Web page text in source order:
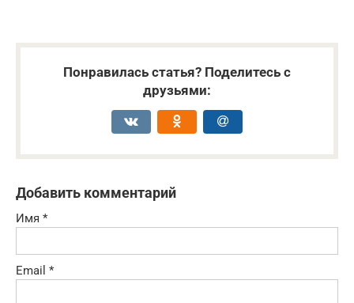
Понравилась статья? Поделитесь с
друзьями:
Добавить комментарий
Имя *
Email *